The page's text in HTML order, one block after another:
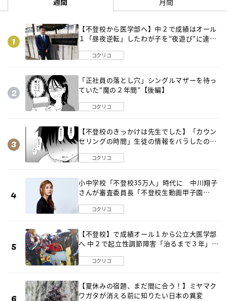
【不登校から医学部へ】中２で成績はオール
１「昼夜逆転」したわが子を”夜遊び”に連れ
コクリコ
「正社員の落とし穴」シングルマザーを待っ
ていた“魔の２年間”【後編】
コクリコ
【不登校のきっかけは先生でした】「カウン
セリングの時間」生徒の情報をバラしたの
コクリコ
小中学校「不登校35万人」時代に 中川翔子
さんが審査委員長「不登校生動画甲子園
コクリコ
【不登校】で成績オール１から公立大医学部
へ 中２で起立性調節障害「治るまで３年」の
コクリコ
【夏休みの宿題、まだ間に合う！】ミヤマク
ワガタが消える前に知りたい日本の異変